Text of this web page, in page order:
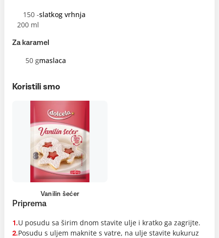
150 -
200 ml
slatkog vrhnja
Za karamel
50 gmaslaca
Koristili smo
Vanilin šećer
Priprema
1.U posudu sa širim dnom stavite ulje i kratko ga zagrijte.
2.Posudu s uljem maknite s vatre, na ulje stavite kukuruz